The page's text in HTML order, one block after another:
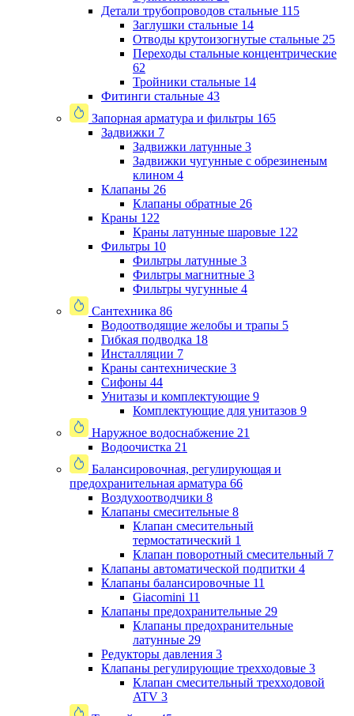
Детали трубопроводов стальные 115
Заглушки стальные 14
Отводы крутоизогнутые стальные 25
Переходы стальные концентрические
62
Тройники стальные 14
Фитинги стальные 43
Запорная арматура и фильтры 165
Задвижки 7
Задвижки латунные 3
Задвижки чугунные с обрезиненым
клином 4
Клапаны 26
Клапаны обратные 26
Краны 122
Краны латунные шаровые 122
Фильтры 10
Фильтры латунные 3
Фильтры магнитные 3
Фильтры чугунные 4
Сантехника 86
Водоотводящие желобы и трапы 5
Гибкая подводка 18
Инсталляции 7
Краны сантехнические 3
Сифоны 44
Унитазы и комплектующие 9
Комплектующие для унитазов 9
Наружное водоснабжение 21
Водоочистка 21
Балансировочная, регулирующая и
предохранительная арматура 66
Воздухоотводчики 8
Клапаны cмесительные 8
Клапан cмесительный
термостатический 1
Клапан поворотный cмесительный 7
Клапаны автоматической подпитки 4
Клапаны балансировочные 11
Giacomini 11
Клапаны предохранительные 29
Клапаны предохранительные
латунные 29
Редукторы давления 3
Клапаны регулирующие трехходовые 3
Клапан смесительный трехходовой
ATV 3